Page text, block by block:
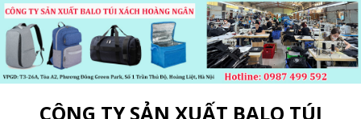
CÔNG TY SẢN XUẤT BALO TÚI